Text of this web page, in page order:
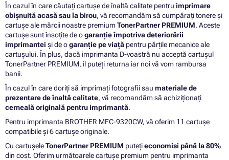
În cazul în care căutați cartușe de înaltă calitate pentru imprimare
obișnuită acasă sau la birou, vă recomandăm să cumpărați tonere și
cartușe ale mărcii noastre premiumTonerPartner PREMIUM. Aceste
cartușe sunt însoțite de ogaranție împotriva deteriorării
imprimantei și de ogaranție pe viață pentru părțile mecanice ale
cartușului. În plus, dacă imprimanta D-voastră nu acceptă cartușul
TonerPartner PREMIUM, îl puteți returna iar noi vă vom rambursa
banii.
În cazul în care doriți să imprimați fotografii sau materiale de
prezentare de înaltă calitate, vă recomandăm să achiziționați
cerneală originală pentru imprimantă.
Pentru imprimanta BROTHER MFC-9320CW, vă oferim 11 cartușe
compatibile și 6 cartușe originale.
Cu cartușeleTonerPartner PREMIUM putețieconomisi până la 80%
din cost. Oferim următoarele cartușe premium pentru imprimanta